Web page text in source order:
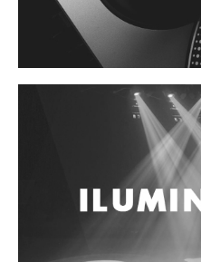
Guitarra Electrica
Violin
Otros instrumentos de arco
Otros instrumentos de Cuerdas